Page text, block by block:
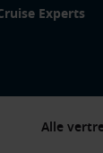
routes.
Experts
Alle